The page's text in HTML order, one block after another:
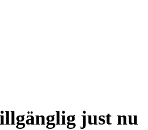
just nu